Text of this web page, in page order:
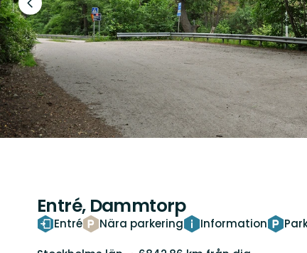
Föregående
bild
Entré, Dammtorp
Entré Nära parkering Information